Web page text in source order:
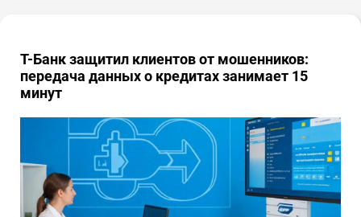
Т-Банк защитил клиентов от мошенников:
передача данных о кредитах занимает 15
минут